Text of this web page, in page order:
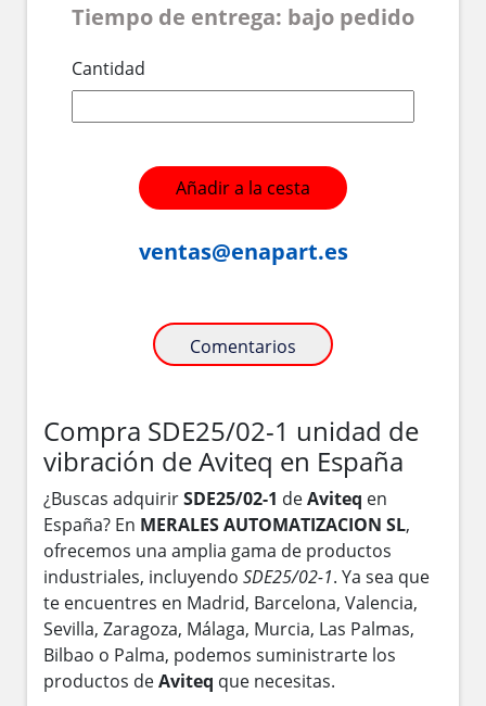
Tiempo de entrega: bajo pedido
Cantidad
Añadir a la cesta
ventas@enapart.es
Comentarios
Compra SDE25/02-1 unidad de
vibración de Aviteq en España
¿Buscas adquirirSDE25/02-1 deAviteq en
España? En MERALES AUTOMATIZACION SL,
ofrecemos una amplia gama de productos
industriales, incluyendo SDE25/02-1. Ya sea que
te encuentres en Madrid, Barcelona, Valencia,
Sevilla, Zaragoza, Málaga, Murcia, Las Palmas,
Bilbao o Palma, podemos suministrarte los
productos deAviteq que necesitas.